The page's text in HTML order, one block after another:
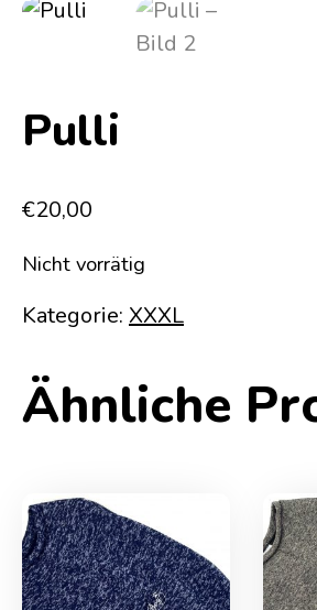
Pulli
€20,00
Nicht vorrätig
Kategorie: XXXL
Ähnliche